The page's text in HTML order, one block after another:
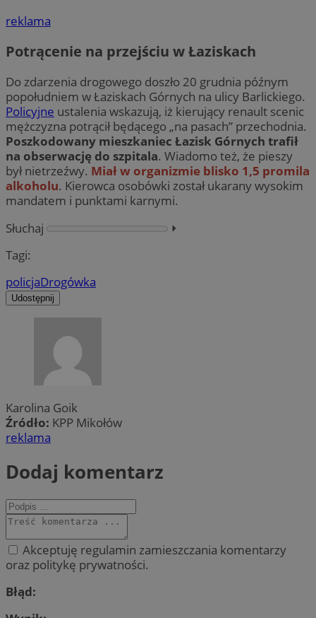
reklama
Potrącenie na przejściu w Łaziskach
Do zdarzenia drogowego doszło 20 grudnia późnym
popołudniem w Łaziskach Górnych na ulicy Barlickiego.
Policyjne ustalenia wskazują, iż kierujący renault scenic
mężczyzna potrącił będącego „na pasach” przechodnia.
Poszkodowany mieszkaniec Łazisk Górnych trafił
na obserwację do szpitala. Wiadomo też, że pieszy
był nietrzeźwy. Miał w organizmie blisko 1,5 promila
alkoholu. Kierowca osobówki został ukarany wysokim
mandatem i punktami karnymi.
Słuchaj
⏵︎
Tagi:
policjaDrogówka
Udostępnij
Karolina Goik
Źródło: KPP Mikołów
reklama
Dodaj komentarz
Akceptuję regulamin zamieszczania komentarzy
oraz politykę prywatności.
Błąd: